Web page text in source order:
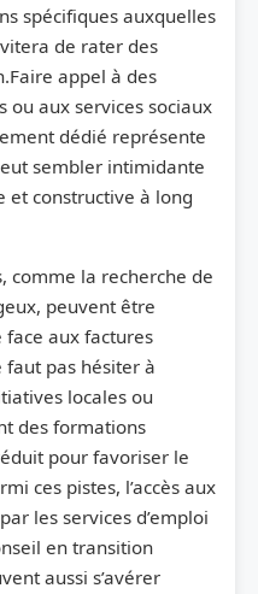
spécifiques auxquelles
de rater des
appel à des
ou aux services sociaux
dédié représente
sembler intimidante
et constructive à long
comme la recherche de
peuvent être
aux factures
faut pas hésiter à
locales ou
des formations
pour favoriser le
ces pistes, l’accès aux
les services d’emploi
en transition
aussi s’avérer